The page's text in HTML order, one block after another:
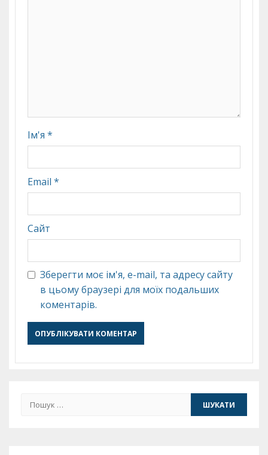
Ім'я *
Email *
Сайт
Зберегти моє ім'я, e-mail, та адресу сайту
в цьому браузері для моїх подальших
коментарів.
Пошук: